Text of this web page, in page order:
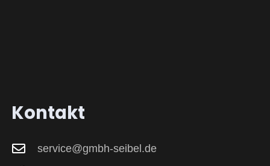
Kontakt
service@gmbh-seibel.de